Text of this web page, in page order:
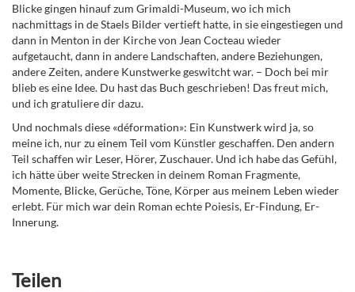
Blicke gingen hinauf zum Grimaldi-Museum, wo ich mich
nachmittags in de Staels Bilder vertieft hatte, in sie eingestiegen und
dann in Menton in der Kirche von Jean Cocteau wieder
aufgetaucht, dann in andere Landschaften, andere Beziehungen,
andere Zeiten, andere Kunstwerke geswitcht war. – Doch bei mir
blieb es eine Idee. Du hast das Buch geschrieben! Das freut mich,
und ich gratuliere dir dazu.
Und nochmals diese «déformation»: Ein Kunstwerk wird ja, so
meine ich, nur zu einem Teil vom Künstler geschaffen. Den andern
Teil schaffen wir Leser, Hörer, Zuschauer. Und ich habe das Gefühl,
ich hätte über weite Strecken in deinem Roman Fragmente,
Momente, Blicke, Gerüche, Töne, Körper aus meinem Leben wieder
erlebt. Für mich war dein Roman echte Poiesis, Er-Findung, Er-
Innerung.
Teilen